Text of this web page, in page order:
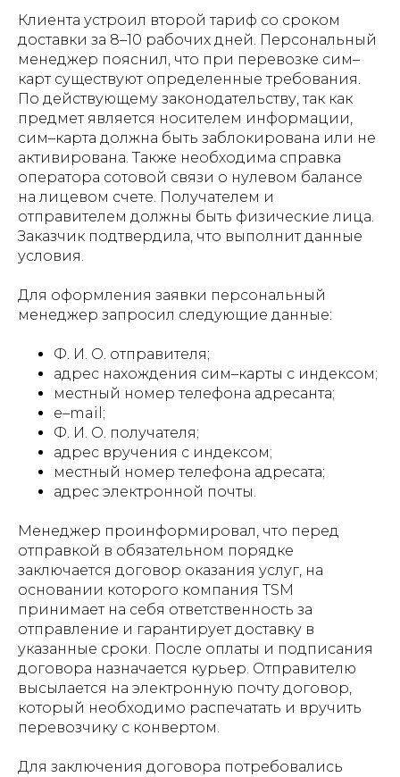
Клиента устроил второй тариф со сроком
доставки за 8–10 рабочих дней. Персональный
менеджер пояснил, что при перевозке сим–
карт существуют определенные требования.
По действующему законодательству, так как
предмет является носителем информации,
сим–карта должна быть заблокирована или не
активирована. Также необходима справка
оператора сотовой связи о нулевом балансе
на лицевом счете. Получателем и
отправителем должны быть физические лица.
Заказчик подтвердила, что выполнит данные
условия.
Для оформления заявки персональный
менеджер запросил следующие данные:
Ф. И. О. отправителя;
адрес нахождения сим–карты с индексом;
местный номер телефона адресанта;
e–mail;
Ф. И. О. получателя;
адрес вручения с индексом;
местный номер телефона адресата;
адрес электронной почты.
Менеджер проинформировал, что перед
отправкой в обязательном порядке
заключается договор оказания услуг, на
основании которого компания TSM
принимает на себя ответственность за
отправление и гарантирует доставку в
указанные сроки. После оплаты и подписания
договора назначается курьер. Отправителю
высылается на электронную почту договор,
который необходимо распечатать и вручить
перевозчику с конвертом.
Для заключения договора потребовались